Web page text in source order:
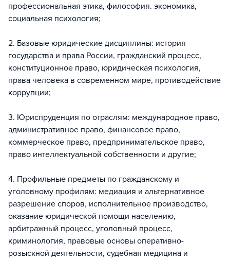
профессиональная этика, философия. экономика,
социальная психология;
2. Базовые юридические дисциплины: история
государства и права России, гражданский процесс,
конституционное право, юридическая психология,
права человека в современном мире, противодействие
коррупции;
3. Юриспруденция по отраслям: международное право,
административное право, финансовое право,
коммерческое право, предпринимательское право,
право интеллектуальной собственности и другие;
4. Профильные предметы по гражданскому и
уголовному профилям: медиация и альтернативное
разрешение споров, исполнительное производство,
оказание юридической помощи населению,
арбитражный процесс, уголовный процесс,
криминология, правовые основы оперативно-
розыскной деятельности, судебная медицина и